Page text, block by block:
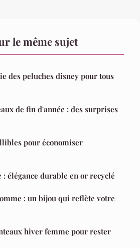
le même sujet
des peluches disney pour tous
de fin d'année : des surprises
pour économiser
: élégance durable en or recyclé
: un bijou qui reflète votre
hiver femme pour rester